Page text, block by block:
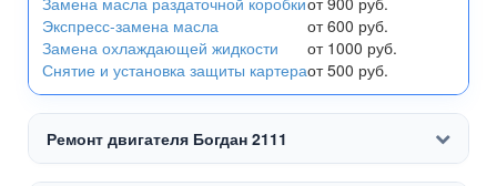
Экспресс-замена масла
от 600 руб.
Замена охлаждающей жидкости
от 1000 руб.
Снятие и установка защиты картераот 500 руб.
Ремонт двигателя Богдан 2111